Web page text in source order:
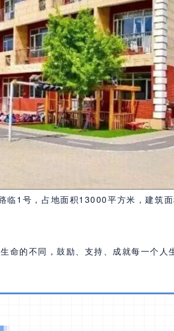
临1号，占地面积13000平方米，建筑
的不同，鼓励、支持、成就每一个人